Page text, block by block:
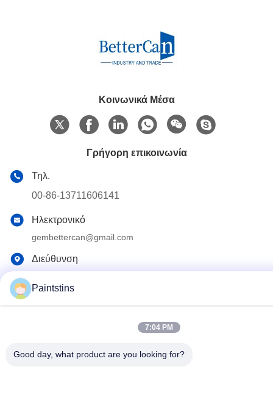
Κοινωνικά Μέσα
Γρήγορη επικοινωνία
Τηλ.
00-86-13711606141
Ηλεκτρονικό
gembettercan@gmail.com
Διεύθυνση
επαρχία Guangdong, Κίνα.
Πολιτική μυστικότητας|Sitemap
Προμηθευτής. Πνευματικά δικαιώματα © 2023-2026 Guangzhou
Paintstins
7:04 PM
Good day, what product are you looking for?